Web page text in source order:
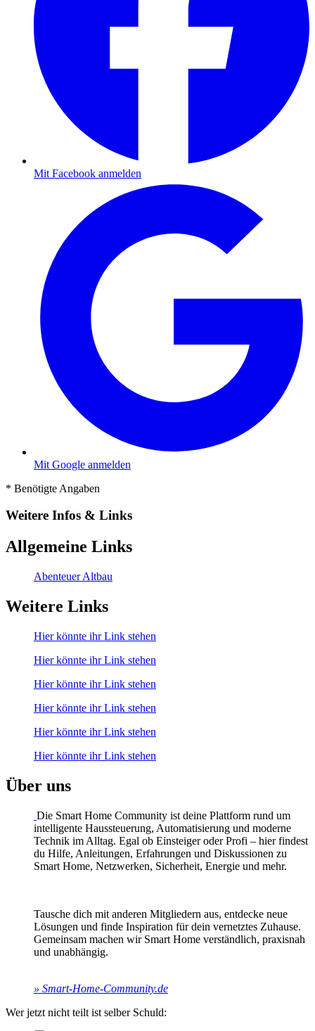
Mit Facebook anmelden
Mit Google anmelden
* Benötigte Angaben
Weitere Infos & Links
Allgemeine Links
Abenteuer Altbau
Weitere Links
Hier könnte ihr Link stehen
Hier könnte ihr Link stehen
Hier könnte ihr Link stehen
Hier könnte ihr Link stehen
Hier könnte ihr Link stehen
Hier könnte ihr Link stehen
Über uns
Die Smart Home Community ist deine Plattform rund um
intelligente Haussteuerung, Automatisierung und moderne
Technik im Alltag. Egal ob Einsteiger oder Profi – hier findest
du Hilfe, Anleitungen, Erfahrungen und Diskussionen zu
Smart Home, Netzwerken, Sicherheit, Energie und mehr.
Tausche dich mit anderen Mitgliedern aus, entdecke neue
Lösungen und finde Inspiration für dein vernetztes Zuhause.
Gemeinsam machen wir Smart Home verständlich, praxisnah
und unabhängig.
» Smart-Home-Community.de
Wer jetzt nicht teilt ist selber Schuld: